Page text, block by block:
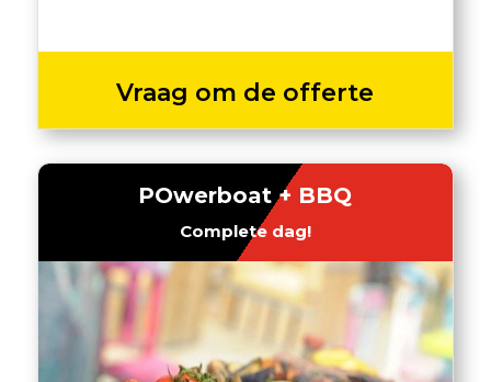
Vraag om de offerte
POwerboat + BBQ
Complete dag!